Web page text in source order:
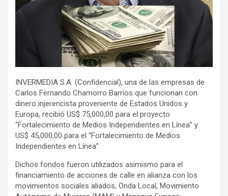
INVERMEDIA S.A. (Confidencial), una de las empresas de
Carlos Fernando Chamorro Barrios que funcionan con
dinero injerencista proveniente de Estados Unidos y
Europa, recibió US$ 75,000,00 para el proyecto
“Fortalecimiento de Medios Independientes en Línea” y
US$ 45,000,00 para el “Fortalecimiento de Medios
Independientes en Línea”.
Dichos fondos fueron utilizados asimismo para el
financiamiento de acciones de calle en alianza con los
movimientos sociales aliados, Onda Local, Movimiento